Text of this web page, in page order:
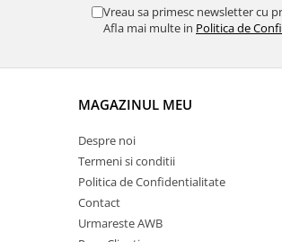
Vreau sa primesc newsletter cu
Afla mai multe in Politica de
MAGAZINUL MEU
Despre noi
Termeni si conditii
Politica de Confidentialitate
Contact
Urmareste AWB